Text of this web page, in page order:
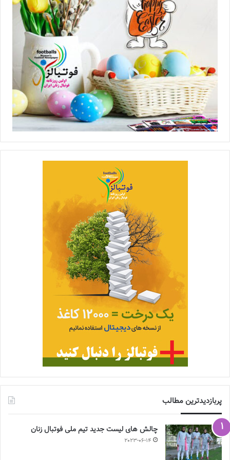
تعداد بازیکنان ذخیره مجاز در لیست تیم‌های لیگ برتر و لیگ یک در روز
💻منبع:مهر 📸عکس:طرفداری
با فوتبالز همراه شوید◾️فوتبالزرا در اینستاگرام دنبال کنید
footballs.women@
برچسب ها فوتبال بانوان فوتبال زنان لیگ برتر
پربازدیدترین مطالب
چالش هاى ليست جدید تيم ملى فوتبال زنان
2023-06-14